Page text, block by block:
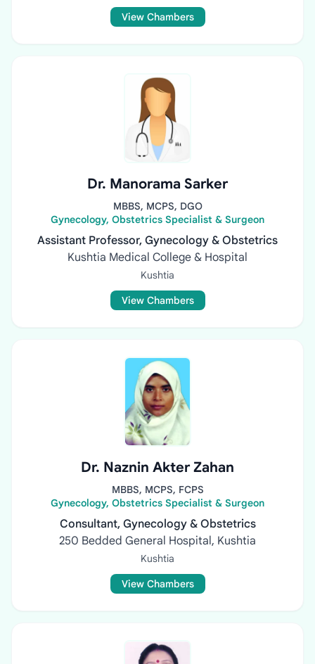
View Chambers
Dr. Manorama Sarker
MBBS, MCPS, DGO
Gynecology, Obstetrics Specialist & Surgeon
Assistant Professor, Gynecology & Obstetrics
Kushtia Medical College & Hospital
Kushtia
View Chambers
Dr. Naznin Akter Zahan
MBBS, MCPS, FCPS
Gynecology, Obstetrics Specialist & Surgeon
Consultant, Gynecology & Obstetrics
250 Bedded General Hospital, Kushtia
Kushtia
View Chambers